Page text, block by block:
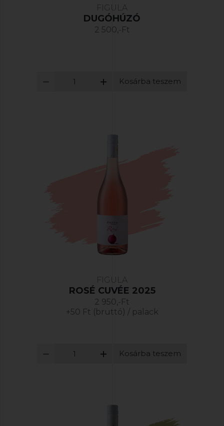
FIGULA
DUGÓHÚZÓ
2 500,-Ft
Kosárba teszem
FIGULA
ROSÉ CUVÉE 2025
2 950,-Ft
+50 Ft (bruttó) / palack
Kosárba teszem